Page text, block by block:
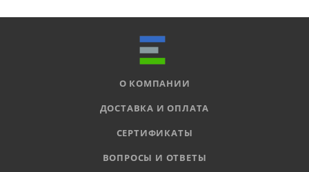
О КОМПАНИИ
ДОСТАВКА И ОПЛАТА
СЕРТИФИКАТЫ
ВОПРОСЫ И ОТВЕТЫ